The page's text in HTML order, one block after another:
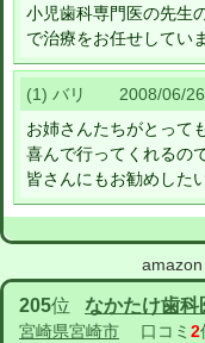
小児歯科専門医の先生
で治療をお任せしてい
(1) バリ 2008/06/
お姉さんたちがとって
喜んで行ってくれるの
皆さんにもお勧めした
amazon
205位 なかたけ歯科
宮崎県宮崎市 口コミ 2